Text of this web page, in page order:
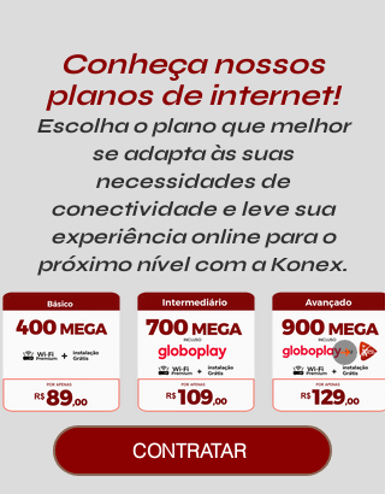
Conheça nossos
planos de internet!
Escolha o plano que melhor
se adapta às suas
necessidades de
conectividade e leve sua
experiência online para o
próximo nível com a Konex.
CONTRATAR